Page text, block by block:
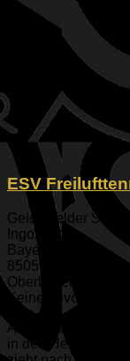
ESV
Geisenfelder
Ingolstadt
Bayern
85053
Oberbayern
Keine
Auf ingesamt vier
in den Herbst rein